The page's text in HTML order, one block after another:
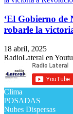
‘El Gobierno de
robarle la
18 abril, 2025
RadioLateral en
Clima
POSADAS
Nubes Dispersas